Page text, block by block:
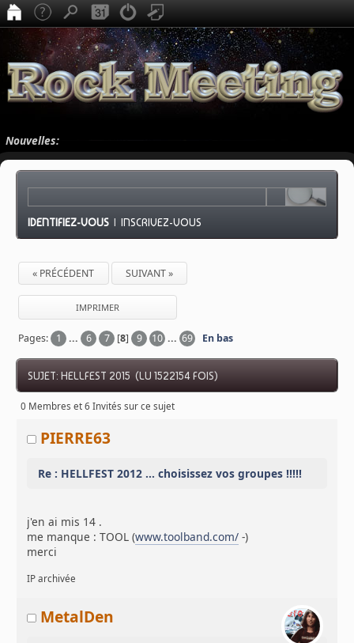
Nouvelles:
IDENTIFIEZ-VOUS |INSCRIVEZ-VOUS
« PRÉCÉDENT SUIVANT »
IMPRIMER
Pages: 1 ... 6 7 [8] 9 10 ...69 En bas
SUJET: HELLFEST 2015 (LU 1522154 FOIS)
0 Membres et 6 Invités sur ce sujet
PIERRE63
Re : HELLFEST 2012 ... choisissez vos groupes !!!!!
j'en ai mis 14 .
me manque : TOOL (www.toolband.com/ -)
merci
IP archivée
MetalDen